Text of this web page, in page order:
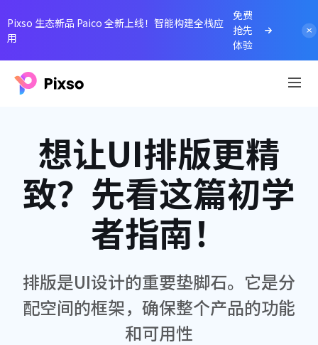
Pixso 生态新品 Paico 全新上线！智能构建全栈应
用
免费
抢先
体验
想让UI排版更精
致？先看这篇初学
者指南！
排版是UI设计的重要垫脚石。它是分
配空间的框架，确保整个产品的功能
和可用性